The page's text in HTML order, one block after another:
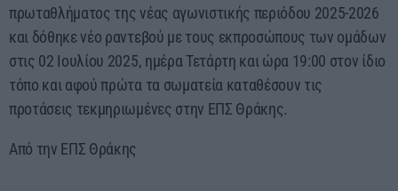
πρωταθλήματος της νέας αγωνιστικής περιόδου 2025-2026
και δόθηκε νέο ραντεβού με τους εκπροσώπους των ομάδων
στις 02 Ιουλίου 2025, ημέρα Τετάρτη και ώρα 19:00 στον ίδιο
τόπο και αφού πρώτα τα σωματεία καταθέσουν τις
προτάσεις τεκμηριωμένες στην ΕΠΣ Θράκης.
Από την ΕΠΣ Θράκης